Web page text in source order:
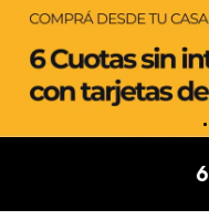
6